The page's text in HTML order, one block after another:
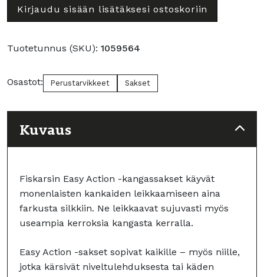
kangassakset
Kirjaudu sisään lisätäksesi ostoskoriin
Tuotetunnus (SKU): 1059564
Osastot: Perustarvikkeet Sakset
Kuvaus
Fiskarsin Easy Action -kangassakset käyvät
monenlaisten kankaiden leikkaamiseen aina
farkusta silkkiin. Ne leikkaavat sujuvasti myös
useampia kerroksia kangasta kerralla.
Easy Action -sakset sopivat kaikille – myös niille,
jotka kärsivät niveltulehduksesta tai käden